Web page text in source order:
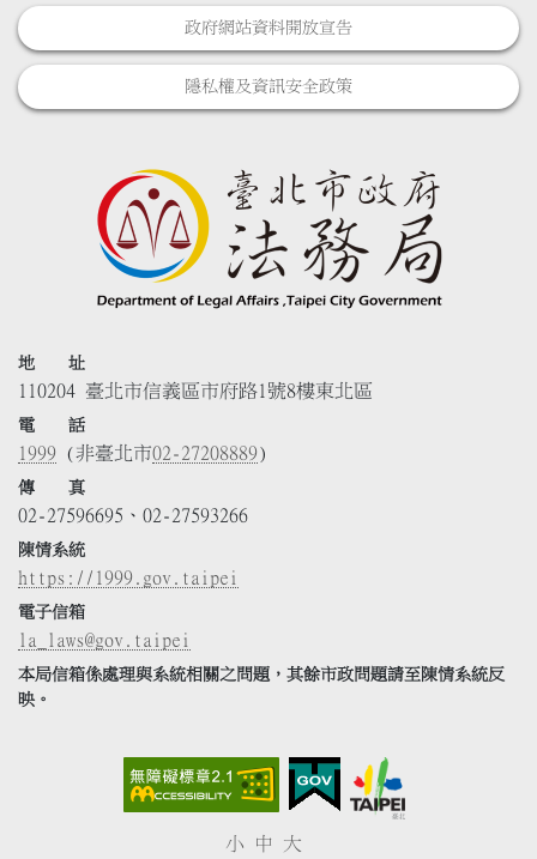
政府網站資料開放宣告
隱私權及資訊安全政策
地 址
110204 臺北市信義區市府路1號8樓東北區
電 話
1999 (非臺北市02-27208889)
傳 真
02-27596695、02-27593266
陳情系統
https://1999.gov.taipei
電子信箱
la_laws@gov.taipei
本局信箱係處理與系統相關之問題，其餘市政問題請至陳情系統反
映。
小 中 大